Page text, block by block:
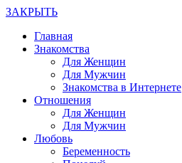
ЗАКРЫТЬ
Главная
Знакомства
Для Женщин
Для Мужчин
Знакомства в Интернете
Отношения
Для Женщин
Для Мужчин
Любовь
Беременность